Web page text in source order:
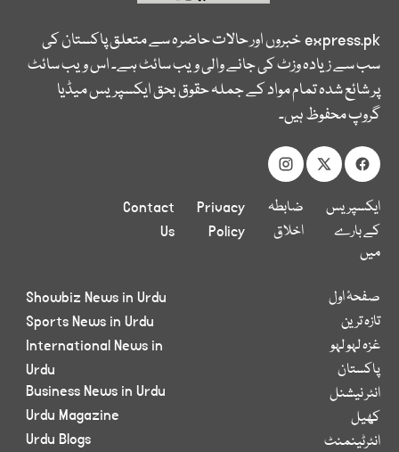
express.pkخبروں اور حالات حاضرہ سے متعلق پاکستان کی
سب سے زیادہ وزٹ کی جانے والی ویب سائٹ ہے۔ اس ویب سائٹ
پر شائع شدہ تمام مواد کے جملہ حقوق بحق ایکسپریس میڈیا
گروپ محفوظ ہیں۔
ایکسپریس
کے بارے
میں
ضابطہ
اخلاق
Privacy
Policy
Contact
Us
صفحۂ اول
تازہ ترین
غزہ لہو لہو
پاکستان
انٹر نیشنل
کھیل
انٹرٹینمنٹ
Showbiz News in Urdu
Sports News in Urdu
International News in
Urdu
Business News in Urdu
Urdu Magazine
Urdu Blogs